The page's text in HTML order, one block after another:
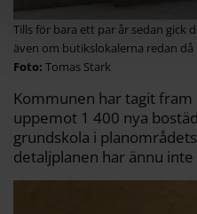
Tills för bara ett par år sedan gick
även om butikslokalerna redan
Tomas Stark
Kommunen har tagit
uppemot 1 400 nya
grundskola i
detaljplanen har ännu inte